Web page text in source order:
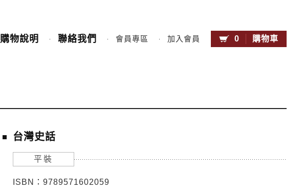
購物說明 聯絡我們 會員專區 加入會員 0 購物車
台灣史話
平裝
ISBN：9789571602059